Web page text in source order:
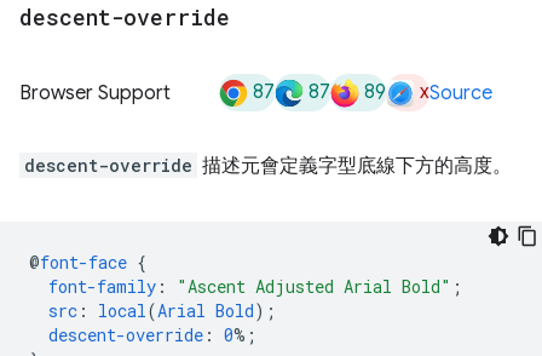
descent-override
Browser Support 87 87 89 xSource
descent-override 描述元會定義字型底線下方的高度。
@font-face {
font-family : "Ascent Adjusted Arial Bold" ;
src : local (Arial Bold);
descent-override : 0%;